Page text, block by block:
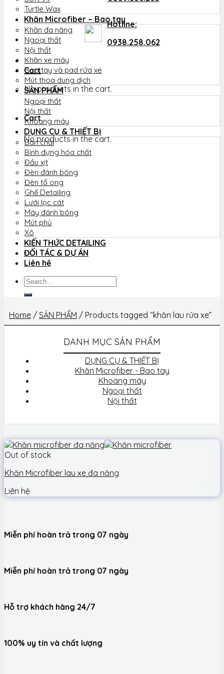
Hotline:
0938.258.062
Cart
No products in the cart.
Cart
No products in the cart.
Turtle Wax
Khăn Microfiber – Bao tay
Khăn đa năng
Ngoại thất
Nội thất
Khăn xe máy
Bao tay và pad rửa xe
Mút thoa dung dịch
SẢN PHẨM
Ngoại thất
Nội thất
Khoang máy
DỤNG CỤ & THIẾT BỊ
Bàn chải
Bình đựng hóa chất
Đầu xịt
Đèn đánh bóng
Đèn tổ ong
Ghế Detailing
Lưới lọc cát
Máy đánh bóng
Mút phủ
Xô
KIẾN THỨC DETAILING
ĐỐI TÁC & DỰ ÁN
Liên hệ
Search
Home / SẢN PHẨM / Products tagged “khăn lau rửa xe”
DANH MỤC SẢN PHẨM
DỤNG CỤ & THIẾT BỊ
Khăn Microfiber - Bao tay
Khoang máy
Ngoại thất
Nội thất
Out of stock
Khăn Microfiber lau xe đa năng
Liên hệ
Miễn phí hoàn trả trong 07 ngày
Miễn phí hoàn trả trong 07 ngày
Hỗ trợ khách hàng 24/7
100% uy tín và chất lượng